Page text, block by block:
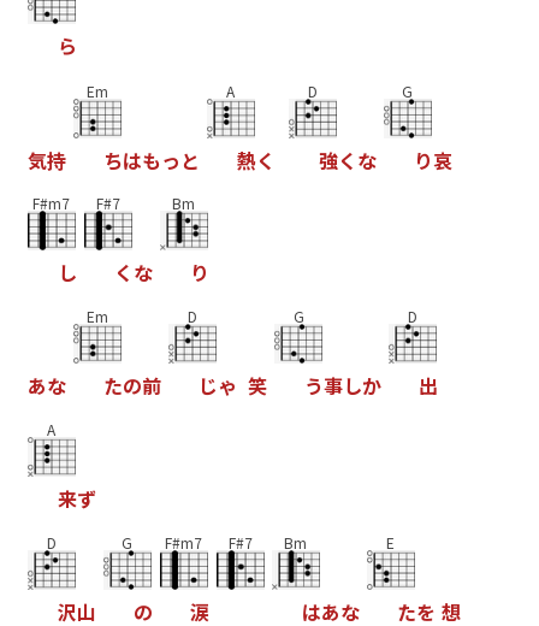
ら
気持
Em
ちはもっ と
A
熱く
D
強く な
G
り哀
F#m7
し
F#7
く な
Bm
り
あな
Em
たの前
D
じゃ 笑
G
う事しか
D
出
A
来ず
D
沢山
G
の
F#m7
涙
F#7 Bm
はあな
E
たを 想